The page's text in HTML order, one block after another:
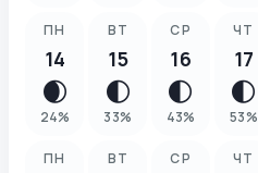
ПН
14
🌒
24%
ВТ
15
🌓
33%
СР
16
🌓
43%
ЧТ
17
🌓
53%
ПН ВТ СР ЧТ